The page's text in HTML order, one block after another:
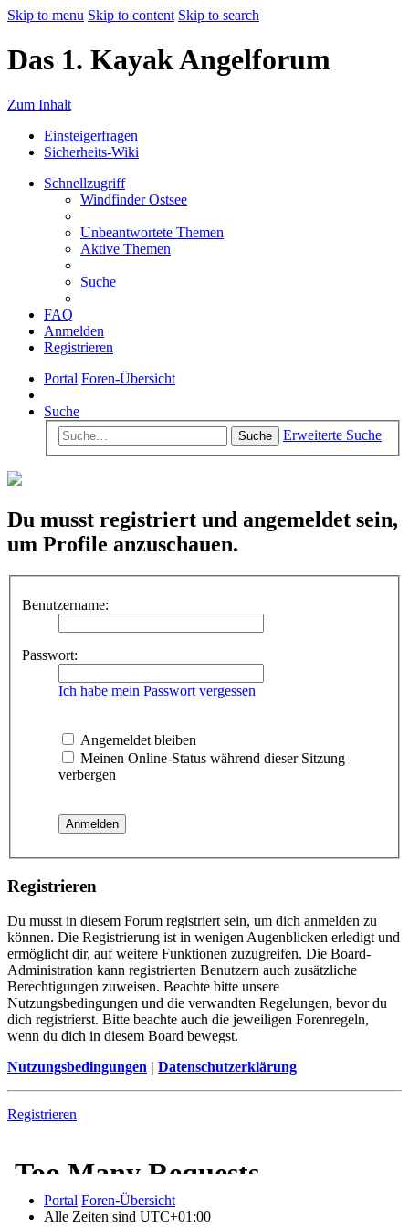
Skip to menu Skip to content Skip to search
Das 1. Kayak Angelforum
Zum Inhalt
Einsteigerfragen
Sicherheits-Wiki
Schnellzugriff
Windfinder Ostsee
Unbeantwortete Themen
Aktive Themen
Suche
FAQ
Anmelden
Registrieren
Portal Foren-Übersicht
Suche
Suche Erweiterte Suche
Du musst registriert und angemeldet sein,
um Profile anzuschauen.
Benutzername:
Passwort:
Ich habe mein Passwort vergessen
Angemeldet bleiben
Meinen Online-Status während dieser Sitzung
verbergen
Registrieren
Du musst in diesem Forum registriert sein, um dich anmelden zu
können. Die Registrierung ist in wenigen Augenblicken erledigt und
ermöglicht dir, auf weitere Funktionen zuzugreifen. Die Board-
Administration kann registrierten Benutzern auch zusätzliche
Berechtigungen zuweisen. Beachte bitte unsere
Nutzungsbedingungen und die verwandten Regelungen, bevor du
dich registrierst. Bitte beachte auch die jeweiligen Forenregeln,
wenn du dich in diesem Board bewegst.
Nutzungsbedingungen | Datenschutzerklärung
Registrieren
Portal Foren-Übersicht
Alle Zeiten sind UTC+01:00